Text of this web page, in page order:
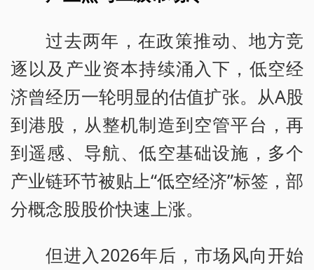
过去两年，在政策推动、地方竞
逐以及产业资本持续涌入下，低空经
济曾经历一轮明显的估值扩张。从A股
到港股，从整机制造到空管平台，再
到遥感、导航、低空基础设施，多个
产业链环节被贴上“低空经济”标签，部
分概念股股价快速上涨。
但进入2026年后，市场风向开始